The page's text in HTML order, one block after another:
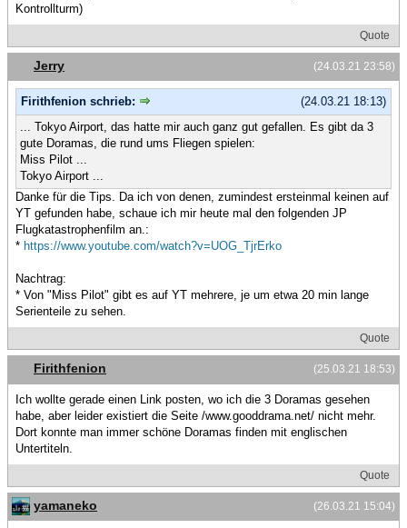
Kontrollturm)
Quote
(24.03.21 23:58)
Jerry
(24.03.21 18:13)
Firithfenion schrieb:
... Tokyo Airport, das hatte mir auch ganz gut gefallen. Es gibt da 3
gute Doramas, die rund ums Fliegen spielen:
Miss Pilot ...
Tokyo Airport ...
Danke für die Tips. Da ich von denen, zumindest ersteinmal keinen auf
YT gefunden habe, schaue ich mir heute mal den folgenden JP
Flugkatastrophenfilm an.:
* https://www.youtube.com/watch?v=UOG_TjrErko
Nachtrag:
* Von "Miss Pilot" gibt es auf YT mehrere, je um etwa 20 min lange
Serienteile zu sehen.
Quote
(25.03.21 18:53)
Firithfenion
Ich wollte gerade einen Link posten, wo ich die 3 Doramas gesehen
habe, aber leider existiert die Seite /www.gooddrama.net/ nicht mehr.
Dort konnte man immer schöne Doramas finden mit englischen
Untertiteln.
Quote
(26.03.21 15:04)
yamaneko